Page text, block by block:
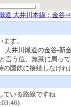
道 大井川本線：金谷
す。
大井川鐡道の金谷-新
言う位、無茶に周っ
の国鉄に接続しなけ
ている路線ですね